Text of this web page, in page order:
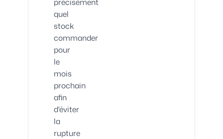
quel
stock
commander
pour
le
mois
prochain
afin
d'éviter
la
rupture